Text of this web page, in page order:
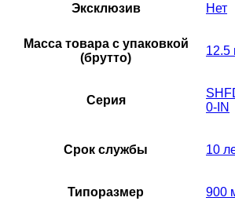
Эксклюзив Нет
Масса товара с упаковкой
(брутто)
12.5
Серия
0-IN
Срок службы 10
Типоразмер 900